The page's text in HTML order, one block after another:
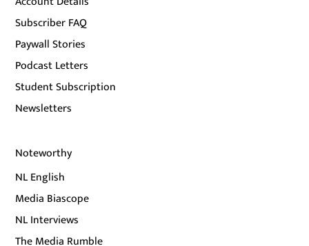
Subscriber FAQ
Paywall Stories
Podcast Letters
Student Subscription
Newsletters
Noteworthy
NL English
Media Biascope
NL Interviews
The Media Rumble